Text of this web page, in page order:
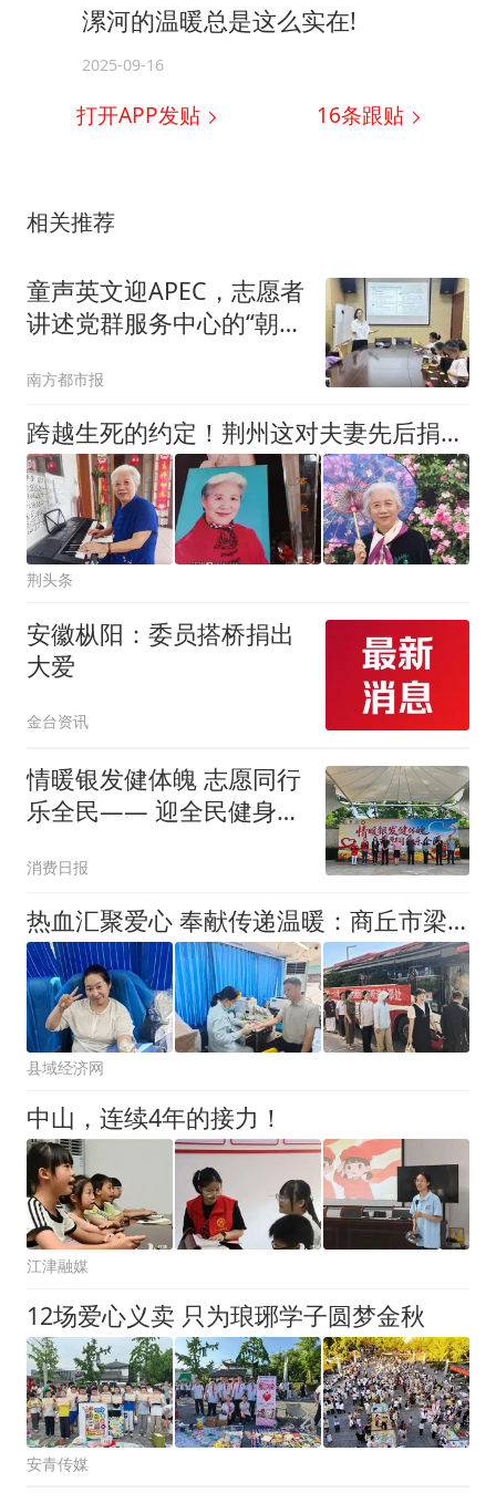
漯河的温暖总是这么实在!
2025-09-16
打开APP发贴 16条跟贴
相关推荐
童声英文迎APEC，志愿者
讲述党群服务中心的“朝夕
南方都市报
跨越生死的约定！荆州这对夫妻先后捐献遗体，把大爱留在世间
荆头条
安徽枞阳：委员搭桥捐出
大爱
金台资讯
情暖银发健体魄 志愿同行
乐全民—— 迎全民健身日
芳亭公园
消费日报
热血汇聚爱心 奉献传递温暖：商丘市梁园区前进街道积极开展无偿献血公益活动
县域经济网
中山，连续4年的接力！
江津融媒
12场爱心义卖 只为琅琊学子圆梦金秋
安青传媒